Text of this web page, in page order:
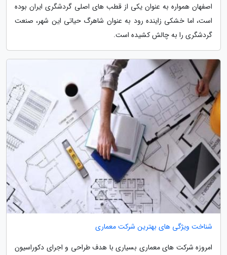
اصفهان همواره به عنوان یکی از قطب های اصلی گردشگری ایران بوده
است، اما خشکی زاینده رود به عنوان شاهرگ حیاتی این شهر، صنعت
گردشگری را به چالش کشیده است.
شناخت ویژگی های بهترین شرکت معماری
امروزه شرکت های معماری بسیاری با هدف طراحی و اجرای دکوراسیون